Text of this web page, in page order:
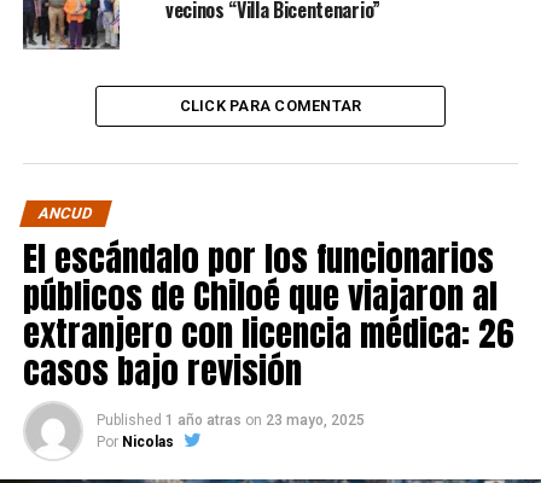
vecinos “Villa Bicentenario”
CLICK PARA COMENTAR
ANCUD
El escándalo por los funcionarios
públicos de Chiloé que viajaron al
extranjero con licencia médica: 26
casos bajo revisión
Published 1 año atras on 23 mayo, 2025
Por Nicolas